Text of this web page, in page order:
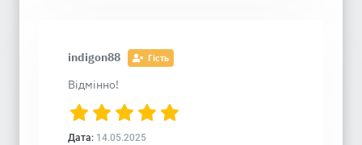
indigon88 Гість
Відмінно!
Дата: 14.05.2025